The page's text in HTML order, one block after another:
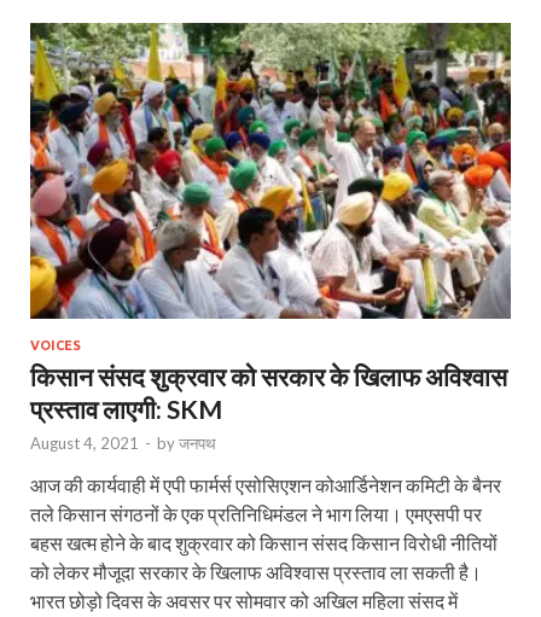
VOICES
किसान संसद शुक्रवार को सरकार के खिलाफ अविश्वास
प्रस्ताव लाएगी: SKM
August 4, 2021 - byजनपथ
आज की कार्यवाही में एपी फार्मर्स एसोसिएशन कोआर्डिनेशन कमिटी के बैनर
तले किसान संगठनों के एक प्रतिनिधिमंडल ने भाग लिया। एमएसपी पर
बहस खत्म होने के बाद शुक्रवार को किसान संसद किसान विरोधी नीतियों
को लेकर मौजूदा सरकार के खिलाफ अविश्वास प्रस्ताव ला सकती है।
भारत छोड़ो दिवस के अवसर पर सोमवार को अखिल महिला संसद में